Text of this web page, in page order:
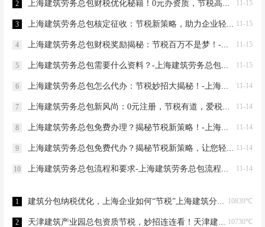
11-15
2 上海建筑劳务总包财税优化秘籍！0元办资质，节税高达80%-上海建筑劳务总包财税优化
11-15
3 上海建筑劳务总包核定征收：节税新策略，助力企业轻装上阵！-上海建筑劳务总包核定征收
11-15
4 上海建筑劳务总包财税奖励揭秘：节税百万不是梦！-上海建筑劳务总包财税奖励
11-15
5 上海建筑劳务总包需要什么资料？-上海建筑劳务总包需要什么资料
11-14
6 上海建筑劳务总包怎么代办：节税妙招大揭秘！-上海建筑劳务总包怎么代办
11-14
7 上海建筑劳务总包新风尚：0元注册，节税有道，爱税宝助力企业轻装上阵！-上海建筑劳务总包需要到场吗？
11-14
8 上海建筑劳务总包免费办理？揭秘节税新策略！-上海建筑劳务总包免费办理吗？
11-14
9 上海建筑劳务总包免费代办？揭秘节税新策略，让您轻松成老板！-上海建筑劳务总包免费代办吗？
11-14
10 上海建筑劳务总包流程和要求-上海建筑劳务总包流程和要求
10839℃
1 建筑分包纳税优化，上海企业如何“节税”上海建筑分包纳税优化
10730℃
2 天津建筑产业园总包资质节税，妙招连连看！天津建筑产业园总包资质节税优化